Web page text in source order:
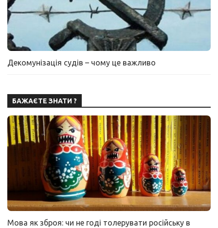
Декомунізація судів – чому це важливо
БАЖАЄТЕ ЗНАТИ ?
Мова як зброя: чи не годі толерувати російську в